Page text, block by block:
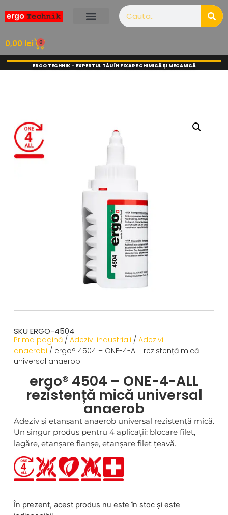
0,00 lei 0
ERGO TECHNIK – EXPERTUL TĂU ÎN FIXARE CHIMICĂ ȘI MECANICĂ
SKU ERGO-4504
Prima pagină/ Adezivi industriali / Adezivi
anaerobi / ergo® 4504 – ONE-4-ALL rezistență mică
universal anaerob
ergo® 4504 – ONE-4-ALL
rezistență mică universal
anaerob
Adeziv și etanșant anaerob universal rezistență mică.
Un singur produs pentru 4 aplicații: blocare filet,
lagăre, etanșare flanșe, etanșare filet țeavă.
În prezent, acest produs nu este în stoc și este